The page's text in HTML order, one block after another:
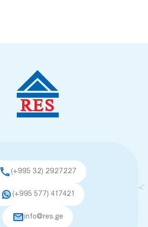
(+995 32) 2927227
(+995 577) 417421
info@res.ge